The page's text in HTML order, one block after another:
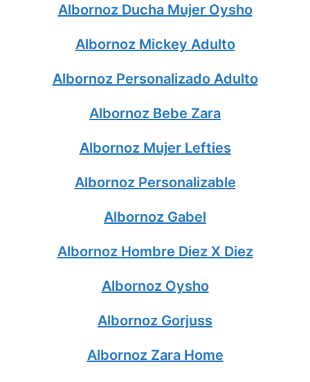
Albornoz Ducha Mujer Oysho
Albornoz Mickey Adulto
Albornoz Personalizado Adulto
Albornoz Bebe Zara
Albornoz Mujer Lefties
Albornoz Personalizable
Albornoz Gabel
Albornoz Hombre Diez X Diez
Albornoz Oysho
Albornoz Gorjuss
Albornoz Zara Home